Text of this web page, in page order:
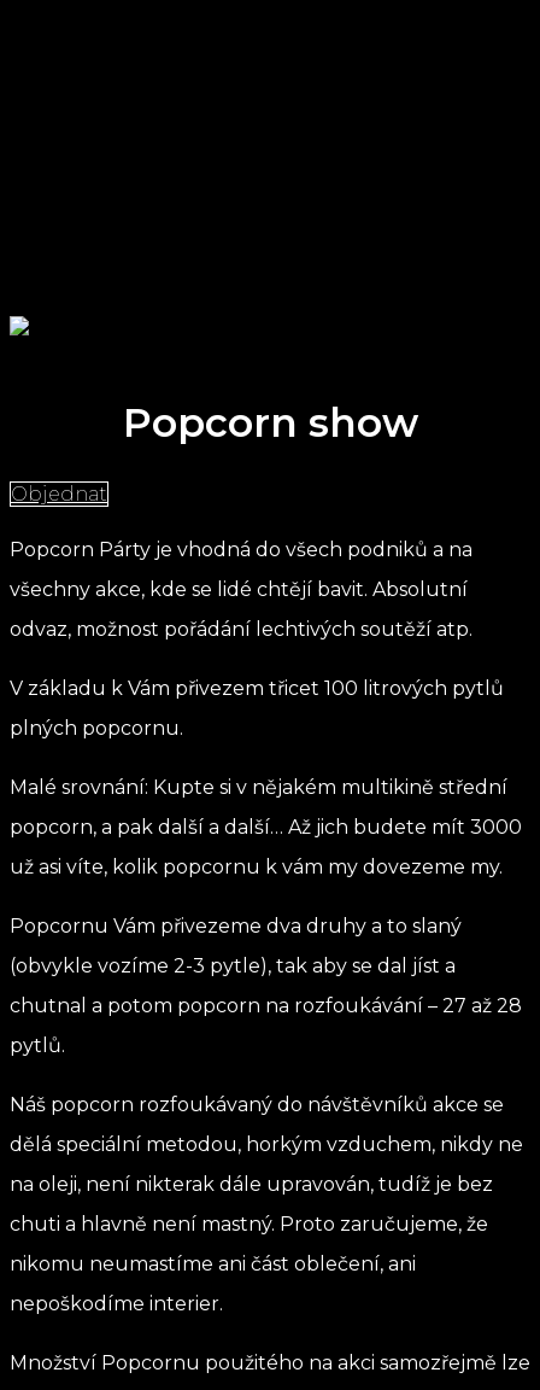
Popcorn show
Objednat
Popcorn Párty je vhodná do všech podniků a na
všechny akce, kde se lidé chtějí bavit. Absolutní
odvaz, možnost pořádání lechtivých soutěží atp.
V základu k Vám přivezem třicet 100 litrových pytlů
plných popcornu.
Malé srovnání: Kupte si v nějakém multikině střední
popcorn, a pak další a další… Až jich budete mít 3000
už asi víte, kolik popcornu k vám my dovezeme my.
Popcornu Vám přivezeme dva druhy a to slaný
(obvykle vozíme 2-3 pytle), tak aby se dal jíst a
chutnal a potom popcorn na rozfoukávání – 27 až 28
pytlů.
Náš popcorn rozfoukávaný do návštěvníků akce se
dělá speciální metodou, horkým vzduchem, nikdy ne
na oleji, není nikterak dále upravován, tudíž je bez
chuti a hlavně není mastný. Proto zaručujeme, že
nikomu neumastíme ani část oblečení, ani
nepoškodíme interier.
Množství Popcornu použitého na akci samozřejmě lze